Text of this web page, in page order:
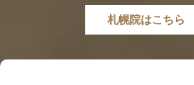
札幌院はこちら